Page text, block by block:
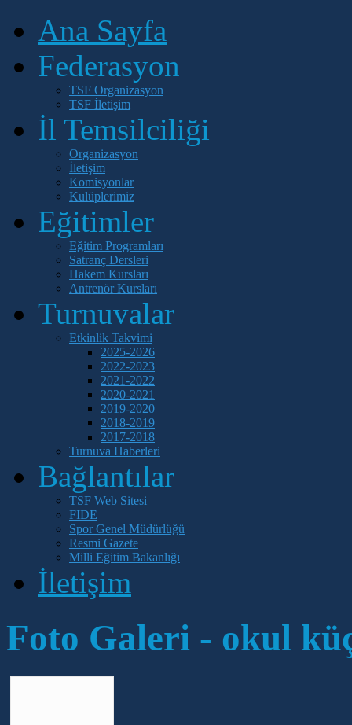
Ana Sayfa
Federasyon
TSF Organizasyon
TSF İletişim
İl Temsilciliği
Organizasyon
İletişim
Komisyonlar
Kulüplerimiz
Eğitimler
Eğitim Programları
Satranç Dersleri
Hakem Kursları
Antrenör Kursları
Turnuvalar
Etkinlik Takvimi
2025-2026
2022-2023
2021-2022
2020-2021
2019-2020
2018-2019
2017-2018
Turnuva Haberleri
Bağlantılar
TSF Web Sitesi
FIDE
Spor Genel Müdürlüğü
Resmi Gazete
Milli Eğitim Bakanlığı
İletişim
Foto Galeri - okul